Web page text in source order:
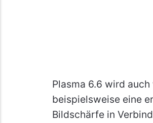
Plasma 6.6 wird
beispielsweise eine
Bildschärfe in